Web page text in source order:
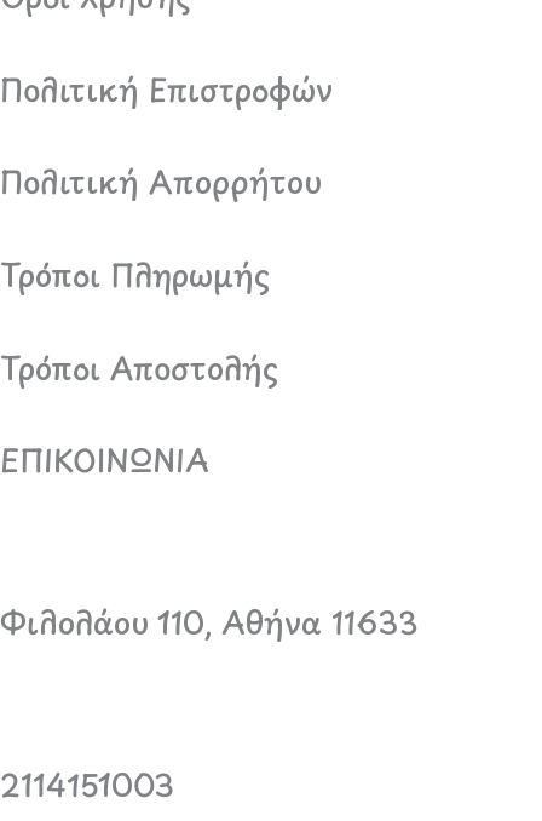
k a
Πολιτική Επιστροφών
Πολιτική Απορρήτου
Τρόποι Πληρωμής
Τρόποι Αποστολής
ΕΠΙΚΟΙΝΩΝΙΑ
Φιλολάου 110, Αθήνα 11633
2114151003